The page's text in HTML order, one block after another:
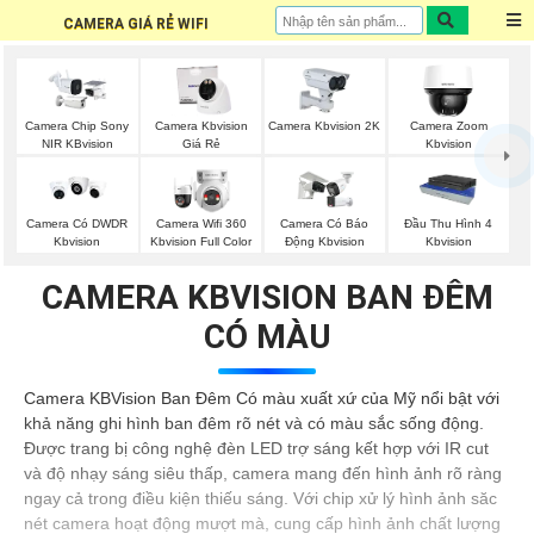
CAMERA GIÁ RẺ WIFI
Camera Chip Sony
NIR KBvision
Camera Kbvision
Giá Rẻ
Camera Kbvision 2K
Camera Zoom
Kbvision
Camera Có DWDR
Kbvision
Camera Wifi 360
Kbvision Full Color
Camera Có Báo
Động Kbvision
Đầu Thu Hình 4
Kbvision
CAMERA KBVISION BAN ĐÊM
CÓ MÀU
Camera KBVision Ban Đêm Có màu xuất xứ của Mỹ nổi bật với
khả năng ghi hình ban đêm rõ nét và có màu sắc sống động.
Được trang bị công nghệ đèn LED trợ sáng kết hợp với IR cut
và độ nhạy sáng siêu thấp, camera mang đến hình ảnh rõ ràng
ngay cả trong điều kiện thiếu sáng. Với chip xử lý hình ảnh săc
nét camera hoạt động mượt mà, cung cấp hình ảnh chất lượng